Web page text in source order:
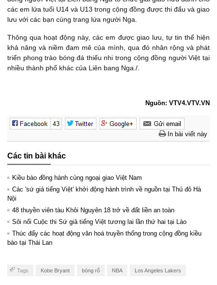
các em lứa tuổi U14 và U13 trong cộng đồng được thi đấu và giao
lưu với các bạn cùng trang lứa người Nga.
Thông qua hoạt động này, các em được giao lưu, tự tin thể hiện
khả năng và niềm đam mê của mình, qua đó nhân rộng và phát
triển phong trào bóng đá thiếu nhi trong cộng đồng người Việt tại
nhiều thành phố khác của Liên bang Nga./.
Nguồn: VTV4.VTV.VN
In bài viết này
Các tin bài khác
Kiều bào đồng hành cùng ngoại giao Việt Nam
Các 'sứ giả tiếng Việt' khởi động hành trình về nguồn tại Thủ đô Hà
Nội
48 thuyền viên tàu Khôi Nguyên 18 trở về đất liền an toàn
Sôi nổi Cuộc thi Sứ giả tiếng Việt tương lai lần thứ hai tại Lào
Thúc đẩy các hoạt động văn hoá truyền thống trong cộng đồng kiều
bào tại Thái Lan
Tags Kobe Bryant bóng rổ NBA Los Angeles Lakers